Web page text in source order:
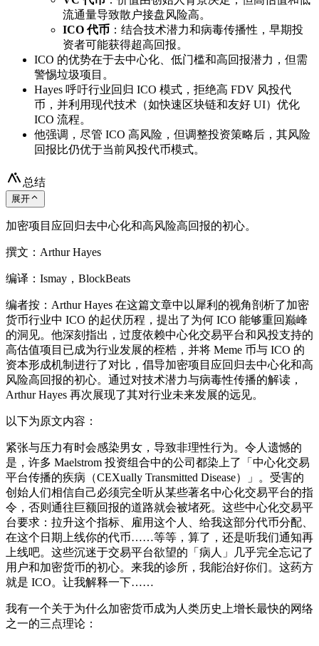
流通量导致散户接盘风险高。
ICO 代币 ：结合技术潜力和病毒传播性，早期投
资者可能获得超高回报。
ICO 的优势在于去中心化、低门槛和高回报潜力，但需
警惕垃圾项目。
Hayes 呼吁行业回归 ICO 模式，拒绝高 FDV 风投代
币，并利用现代技术（如快速区块链和友好 UI）优化
ICO 流程。
他强调，尽管 ICO 高风险，但调整投资策略后，其风险
回报比仍优于当前风投代币模式。
总结
展开
加密项目应回归去中心化和高风险高回报的初心。
撰文：Arthur Hayes
编译：Ismay，BlockBeats
编者按：Arthur Hayes 在这篇文章中以犀利的视角剖析了加密
货币行业中 ICO 的起伏历程，提出了为何 ICO 能够重回巅峰
的洞见。他深刻指出，过度依赖中心化交易平台和风投支持的
高估值项目已成为行业发展的桎梏，并将 Meme 币与 ICO 的
资本形成机制进行了对比，倡导加密项目应回归去中心化和高
风险高回报的初心。通过对技术潜力与病毒性传播的解读，
Arthur Hayes 再次展现了其对行业未来发展的远见。
以下为原文内容：
紧张与压力有时会感染男女，导致非理性行为。令人遗憾的
是，许多 Maelstrom 投资组合中的公司都染上了「中心化交易
平台传播的疾病（CEXually Transmitted Disease）」。受害的
创始人们相信自己必须完全听从某些著名中心化交易平台的指
令，否则通往巨额回报的道路就会被堵死。这些中心化交易平
台要求：拉升这个指标、雇用这个人、给我这部分代币分配、
在这个日期上线你的代币……等等，算了，还是听我们通知再
上线吧。这些沉迷于交易平台欲望的「病人」几乎完全忘记了
用户和加密货币的初心。来我的诊所，我能治好你们。这药方
就是 ICO。让我解释一下……
我有一个关于为什么加密货币成为人类历史上增长最快的网络
之一的三点理论：